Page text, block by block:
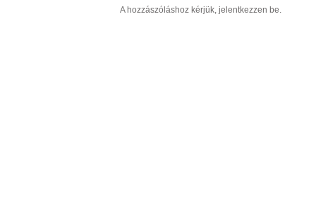
A hozzászóláshoz kérjük, jelentkezzen be.